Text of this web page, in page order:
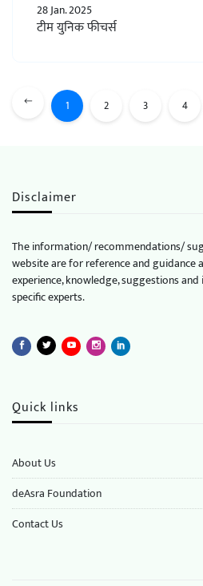
28 Jan. 2025
टीम युनिक फीचर्स
1 2 3 4
Disclaimer
The information/ recommendations/
website are for reference and guidance
experience, knowledge, suggestions
specific experts.
Quick links
About Us
deAsra Foundation
​​Contact Us